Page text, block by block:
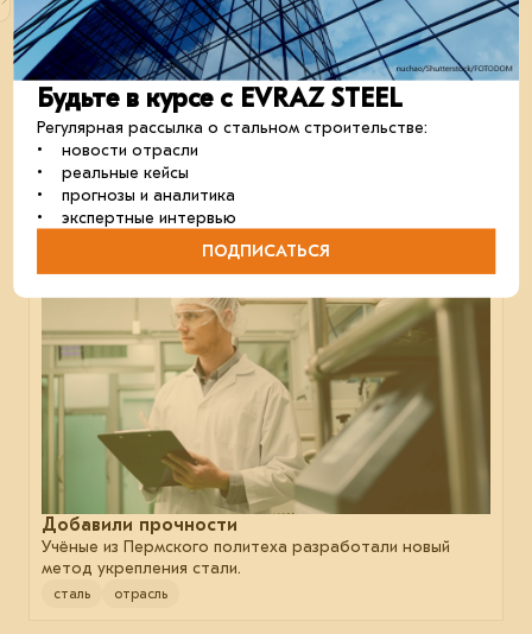
В аэропорту Благовещенска открылся новый
терминал
Обновлённая воздушная гавань приняла первых
пассажиров.
отрасль металлоконструкции
Добавили прочности
Учёные из Пермского политеха разработали новый
метод укрепления стали.
сталь отрасль
Будьте в курсе с EVRAZ STEEL
Регулярная рассылка о стальном строительстве:
• новости отрасли
• реальные кейсы
• прогнозы и аналитика
• экспертные интервью
ПОДПИСАТЬСЯ